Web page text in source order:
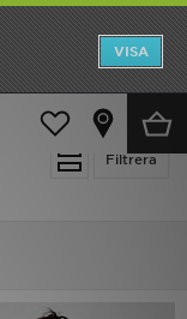
VISA
Filtrera